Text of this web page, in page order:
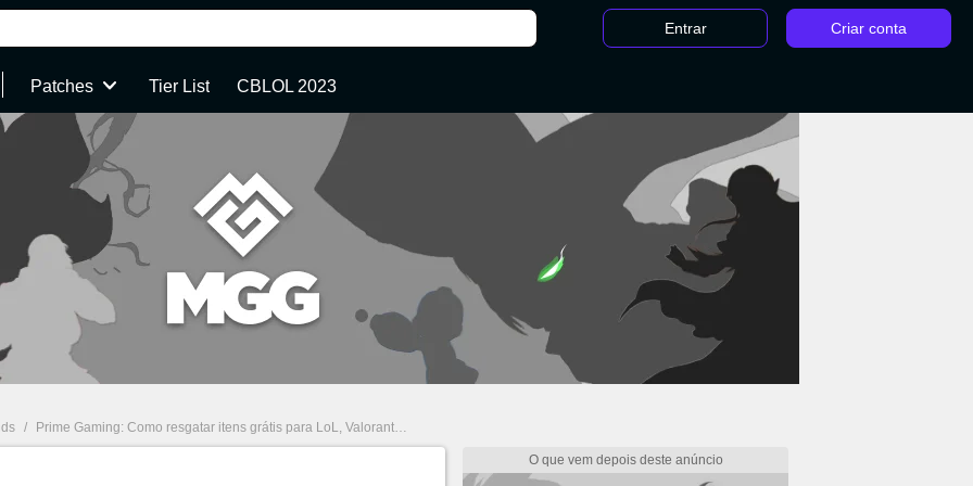
Entrar Criar conta
Patches Tier List CBLOL 2023
/ Prime Gaming: Como resgatar itens grátis para LoL, Valorant e mais jogos na Twitch